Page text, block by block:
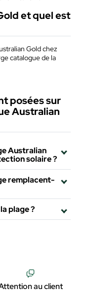
et quel est
Gold chez
catalogue de la
posées sur
Australian
Australian
solaire ?
remplacent-
plage ?
au client